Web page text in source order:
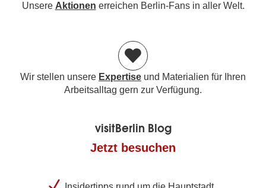
Unsere Aktionen erreichen Berlin-Fans in aller Welt.
Wir stellen unsere Expertise und Materialien für Ihren
Arbeitsalltag gern zur Verfügung.
visitBerlin Blog
Jetzt besuchen